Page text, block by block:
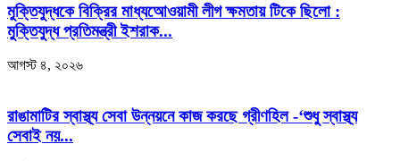
মুক্তিযুদ্ধকে বিক্রির মাধ্যআেওয়ামী লীগ ক্ষমতায় টিকে ছিলো :
মুক্তিযুদ্ধ প্রতিমন্ত্রী ইশরাক...
আগস্ট ৪, ২০২৬
রাঙামাটির স্বাস্থ্য সেবা উন্নয়নে কাজ করছে গ্রীণহিল -‘শুধু স্বাস্থ্য
সেবাই নয়...